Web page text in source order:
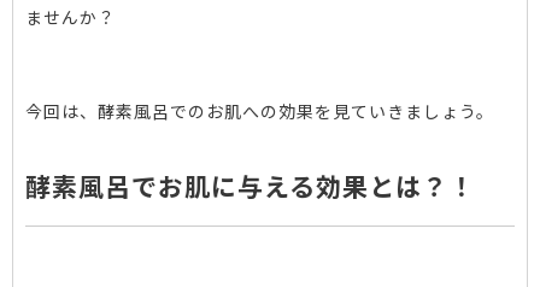
ませんか？
今回は、酵素風呂でのお肌への効果を見ていきましょう。
酵素風呂でお肌に与える効果とは？！